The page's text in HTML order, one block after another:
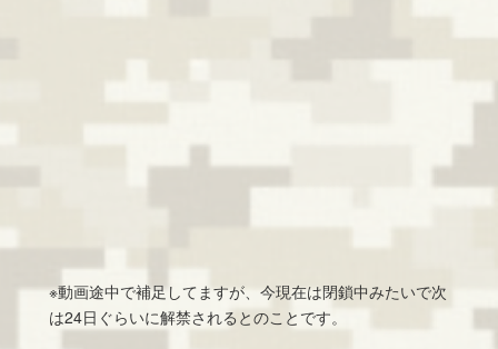
※動画途中で補足してますが、今現在は閉鎖中みたいで次
は24日ぐらいに解禁されるとのことです。